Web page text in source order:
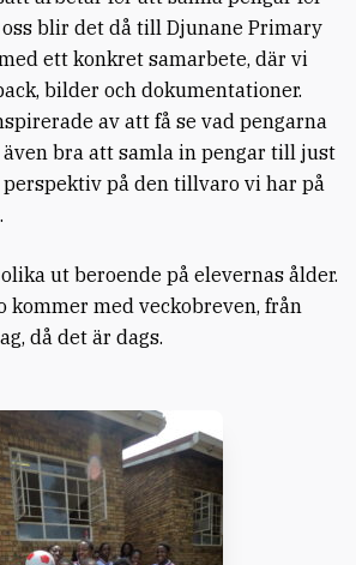
oss blir det då till Djunane Primary
ett konkret samarbete, där vi
bilder och dokumentationer.
av att få se vad pengarna
bra att samla in pengar till just
perspektiv på den tillvaro vi har på
ut beroende på elevernas ålder.
kommer med veckobreven, från
då det är dags.